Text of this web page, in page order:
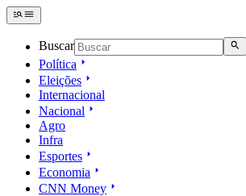
Buscar
Política
Eleições
Internacional
Nacional
Agro
Infra
Esportes
Economia
CNN Money